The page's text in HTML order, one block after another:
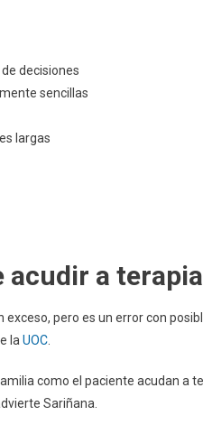
decisiones
sencillas
largas
acudir a terapia
pero es un error con
la UOC
como el paciente acudan a
Sariñana.